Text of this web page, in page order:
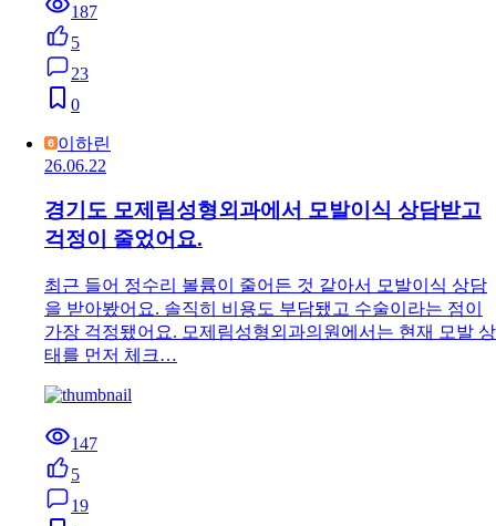
187
5
23
0
이하린
26.06.22
경기도 모제림성형외과에서 모발이식 상담받고
걱정이 줄었어요.
최근 들어 정수리 볼륨이 줄어든 것 같아서 모발이식 상담
을 받아봤어요. 솔직히 비용도 부담됐고 수술이라는 점이
가장 걱정됐어요. 모제림성형외과의원에서는 현재 모발 상
태를 먼저 체크…
147
5
19